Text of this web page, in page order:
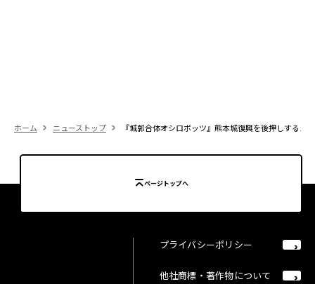
ホーム ニューストップ 『城郭合体オシロボッツ』熊本城復興を後押しするス
ページトップへ
プライバシーポリシー
他社商標・著作物について